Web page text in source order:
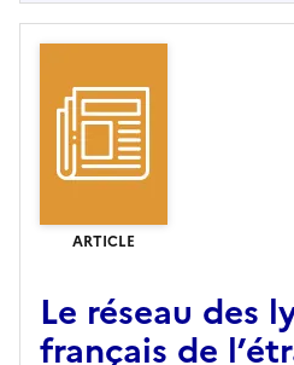
ARTICLE
Le réseau des
français de